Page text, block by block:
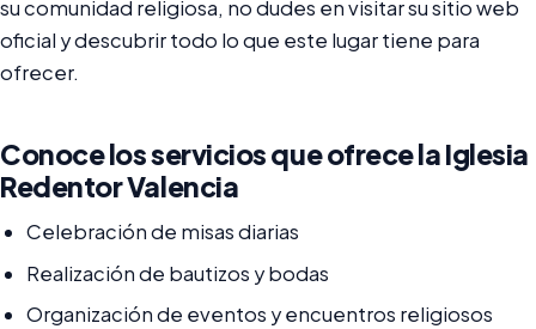
su comunidad religiosa, no dudes en visitar su sitio web
oficial y descubrir todo lo que este lugar tiene para
ofrecer.
Conoce los servicios que ofrece la Iglesia
Redentor Valencia
Celebración de misas diarias
Realización de bautizos y bodas
Organización de eventos y encuentros religiosos